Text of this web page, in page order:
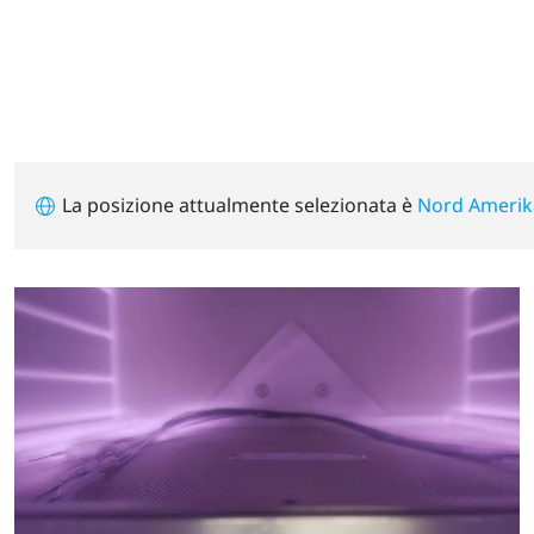
La posizione attualmente selezionata è Nord